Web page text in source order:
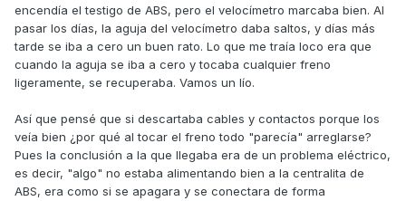
encendía el testigo de ABS, pero el velocímetro marcaba bien. Al
pasar los días, la aguja del velocímetro daba saltos, y días más
tarde se iba a cero un buen rato. Lo que me traía loco era que
cuando la aguja se iba a cero y tocaba cualquier freno
ligeramente, se recuperaba. Vamos un lío.
Así que pensé que si descartaba cables y contactos porque los
veía bien ¿por qué al tocar el freno todo "parecía" arreglarse?
Pues la conclusión a la que llegaba era de un problema eléctrico,
es decir, "algo" no estaba alimentando bien a la centralita de
ABS, era como si se apagara y se conectara de forma